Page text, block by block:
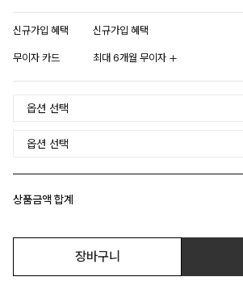
신규가입 혜택 신규가입 혜택
무이자 카드 최대 6개월 무이자
상품금액 합계
장바구니